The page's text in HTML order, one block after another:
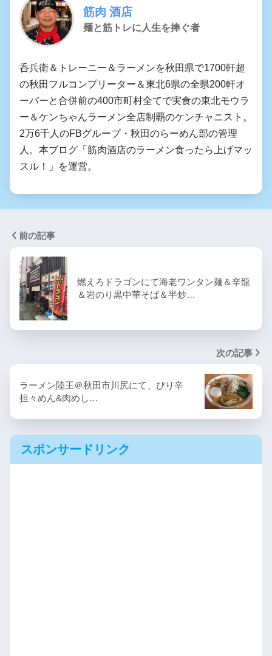
筋肉 酒店
麺と筋トレに人生を捧ぐ者
呑兵衛＆トレーニー＆ラーメンを秋田県で1700軒超
の秋田フルコンプリーター＆東北6県の全県200軒オ
ーバーと合併前の400市町村全てで実食の東北モウラ
ー＆ケンちゃんラーメン全店制覇のケンチャニスト。
2万6千人のFBグループ・秋田のらーめん部の管理
人。本ブログ「筋肉酒店のラーメン食ったら上げマッ
スル！」を運営。
前の記事
燃えろドラゴンにて海老ワンタン麺＆辛龍
＆岩のり黒中華そば＆半炒…
次の記事
ラーメン陸王＠秋田市川尻にて、ぴり辛
担々めん&肉めし…
スポンサードリンク